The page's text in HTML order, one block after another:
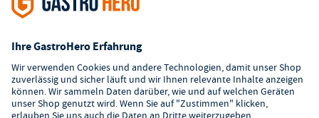
² Unverbindl. Preisempfehlung des Herstellers
i.H.v. 7,90€ (zzgl. Mwst.)
**Die Tiefpreisgarantie ist nicht mit anderen Aktionen oder
Rabatten kombinierbar.